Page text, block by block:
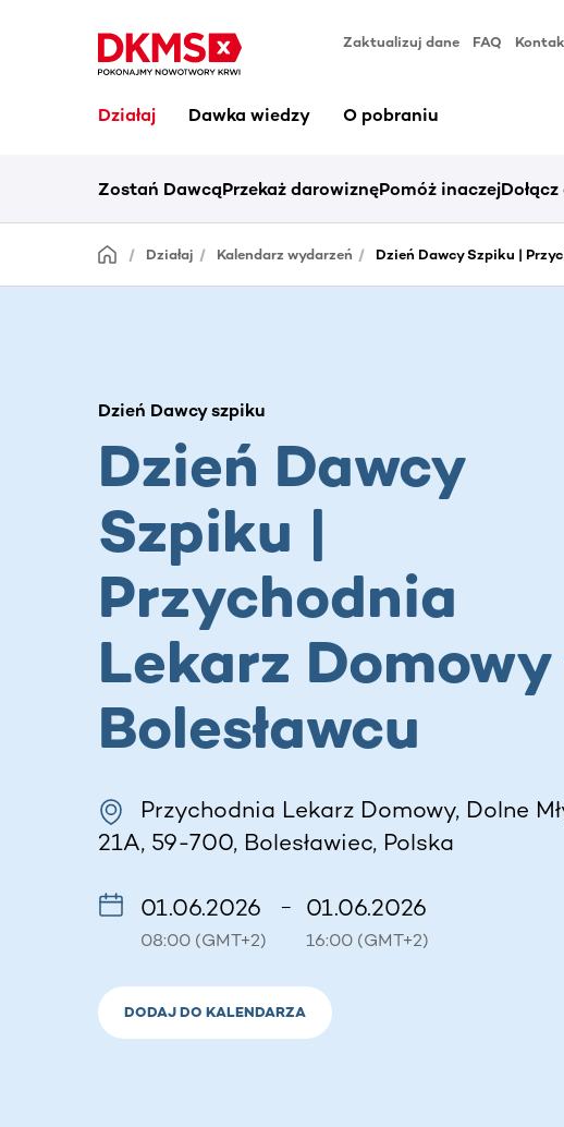
Zaktualizuj dane FAQ
Działaj Dawka wiedzy O pobraniu
Zostań DawcąPrzekaż darowiznęPomóż inaczej
Działaj Kalendarz wydarzeń Dzień Dawcy Szpiku |
Dzień Dawcy szpiku
Dzień Dawcy
Szpiku |
Przychodnia
Lekarz Domowy
Bolesławcu
Przychodnia Lekarz Domowy, Dolne
21A, 59-700, Bolesławiec, Polska
01.06.2026
08:00 (GMT+2)
– 01.06.2026
16:00 (GMT+2)
DODAJ DO KALENDARZA